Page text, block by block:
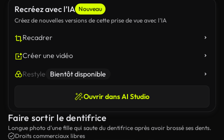
Recréez avec l’IA Nouveau
Créez de nouvelles versions de cette prise de vue avec l’IA
Recadrer
Créer une vidéo
Restyle Bientôt disponible
Ouvrir dans AI Studio
Faire sortir le dentifrice
Longue photo d'une fille qui saute du dentifrice après avoir brossé ses dents.
Droits commerciaux libres